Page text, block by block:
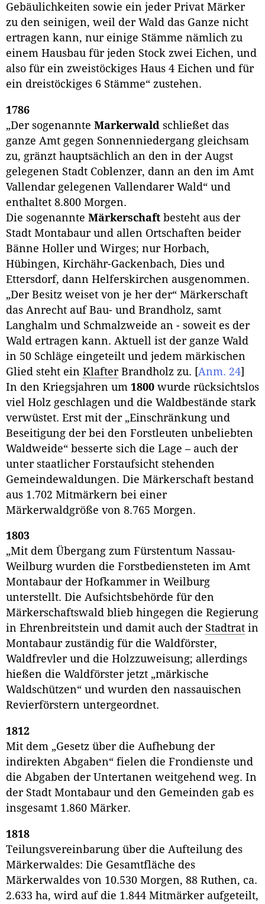
Gebäulichkeiten sowie ein jeder Privat Märker
zu den seinigen, weil der Wald das Ganze nicht
ertragen kann, nur einige Stämme nämlich zu
einem Hausbau für jeden Stock zwei Eichen, und
also für ein zweistöckiges Haus 4 Eichen und für
ein dreistöckiges 6 Stämme“ zustehen.
1786
„Der sogenannte Markerwald schließet das
ganze Amt gegen Sonnenniedergang gleichsam
zu, gränzt hauptsächlich an den in der Augst
gelegenen Stadt Coblenzer, dann an den im Amt
Vallendar gelegenen Vallendarer Wald“ und
enthaltet 8.800 Morgen.
Die sogenannte Märkerschaft besteht aus der
Stadt Montabaur und allen Ortschaften beider
Bänne Holler und Wirges; nur Horbach,
Hübingen, Kirchähr-Gackenbach, Dies und
Ettersdorf, dann Helferskirchen ausgenommen.
„Der Besitz weiset von je her der“ Märkerschaft
das Anrecht auf Bau- und Brandholz, samt
Langhalm und Schmalzweide an - soweit es der
Wald ertragen kann. Aktuell ist der ganze Wald
in 50 Schläge eingeteilt und jedem märkischen
Glied steht ein KlafterBrandholz zu. [Anm. 24]
In den Kriegsjahren um 1800 wurde rücksichtslos
viel Holz geschlagen und die Waldbestände stark
verwüstet. Erst mit der „Einschränkung und
Beseitigung der bei den Forstleuten unbeliebten
Waldweide“ besserte sich die Lage – auch der
unter staatlicher Forstaufsicht stehenden
Gemeindewaldungen. Die Märkerschaft bestand
aus 1.702 Mitmärkern bei einer
Märkerwaldgröße von 8.765 Morgen.
1803
„Mit dem Übergang zum Fürstentum Nassau-
Weilburg wurden die Forstbediensteten im Amt
Montabaur der Hofkammer in Weilburg
unterstellt. Die Aufsichtsbehörde für den
Märkerschaftswald blieb hingegen die Regierung
in Ehrenbreitstein und damit auch der Stadtrat in
Montabaur zuständig für die Waldförster,
Waldfrevler und die Holzzuweisung; allerdings
hießen die Waldförster jetzt „märkische
Waldschützen“ und wurden den nassauischen
Revierförstern untergeordnet.
1812
Mit dem „Gesetz über die Aufhebung der
indirekten Abgaben“ fielen die Frondienste und
die Abgaben der Untertanen weitgehend weg. In
der Stadt Montabaur und den Gemeinden gab es
insgesamt 1.860 Märker.
1818
Teilungsvereinbarung über die Aufteilung des
Märkerwaldes: Die Gesamtfläche des
Märkerwaldes von 10.530 Morgen, 88 Ruthen, ca.
2.633 ha, wird auf die 1.844 Mitmärker aufgeteilt,